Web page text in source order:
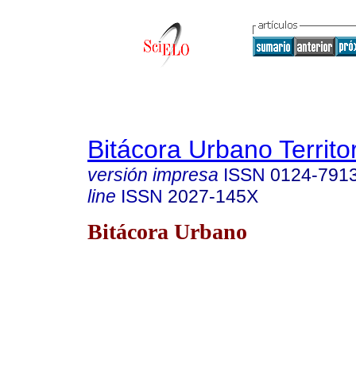
Bitácora Urbano
versión impresa ISSN 0124-
line ISSN 2027-145X
Bitácora Urbano